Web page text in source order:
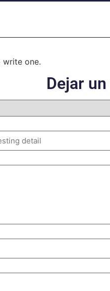
write one.
Dejar